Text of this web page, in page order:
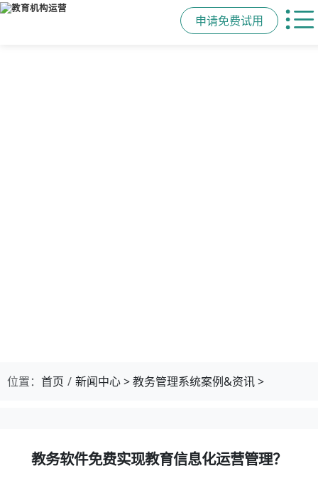
申请免费试用
位置： 首页 新闻中心>教务管理系统案例&资讯>
教务软件免费实现教育信息化运营管理？